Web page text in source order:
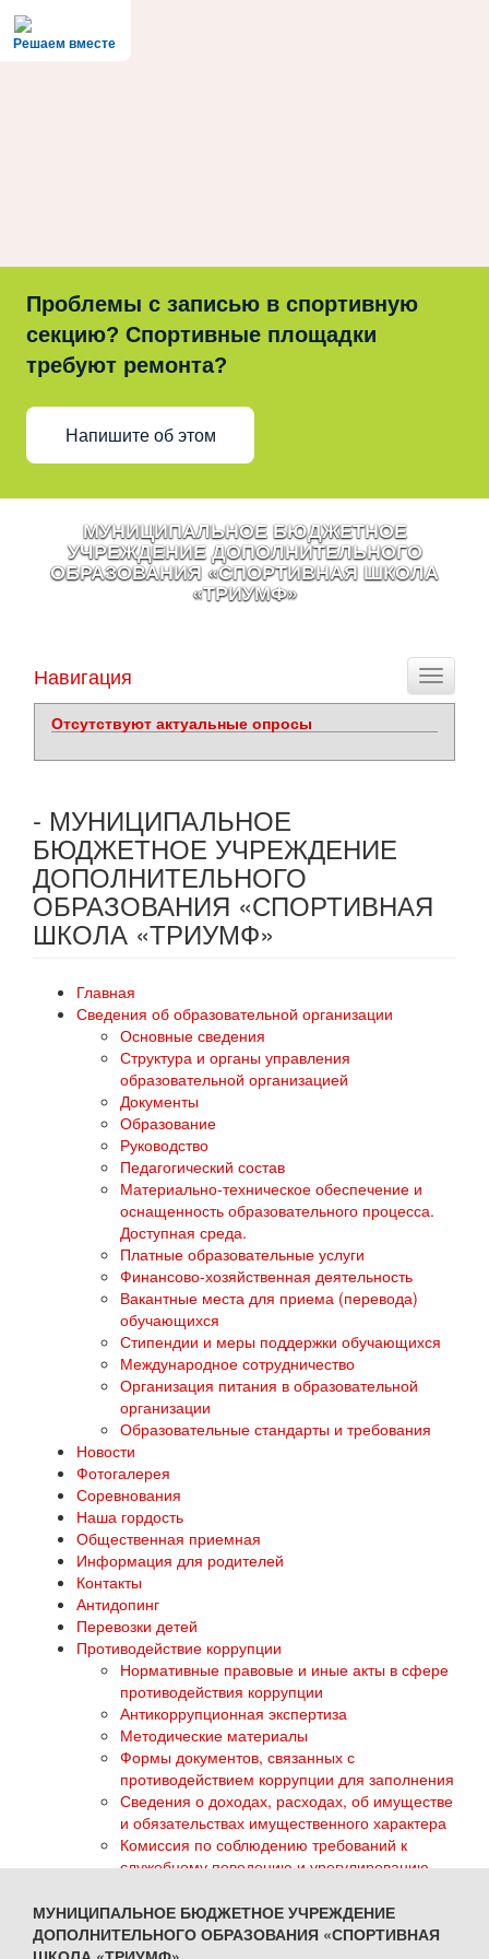
Решаем вместе
Проблемы с записью в спортивную
секцию? Спортивные площадки
требуют ремонта?
Напишите об этом
МУНИЦИПАЛЬНОЕ БЮДЖЕТНОЕ
УЧРЕЖДЕНИЕ ДОПОЛНИТЕЛЬНОГО
ОБРАЗОВАНИЯ «СПОРТИВНАЯ ШКОЛА
«ТРИУМФ»
Toggle
Навигация
Отсутствуют актуальные опросы
- МУНИЦИПАЛЬНОЕ
БЮДЖЕТНОЕ УЧРЕЖДЕНИЕ
ДОПОЛНИТЕЛЬНОГО
ОБРАЗОВАНИЯ «СПОРТИВНАЯ
ШКОЛА «ТРИУМФ»
Главная
Сведения об образовательной организации
Основные сведения
Структура и органы управления
образовательной организацией
Документы
Образование
Руководство
Педагогический состав
Материально-техническое обеспечение и
оснащенность образовательного процесса.
Доступная среда.
Платные образовательные услуги
Финансово-хозяйственная деятельность
Вакантные места для приема (перевода)
обучающихся
Стипендии и меры поддержки обучающихся
Международное сотрудничество
Организация питания в образовательной
организации
Образовательные стандарты и требования
Новости
Фотогалерея
Соревнования
Наша гордость
Общественная приемная
Информация для родителей
Контакты
Антидопинг
Перевозки детей
Противодействие коррупции
Нормативные правовые и иные акты в сфере
противодействия коррупции
Антикоррупционная экспертиза
Методические материалы
Формы документов, связанных с
противодействием коррупции для заполнения
Сведения о доходах, расходах, об имуществе
и обязательствах имущественного характера
Комиссия по соблюдению требований к
служебному поведению и урегулированию
Обратная связь для сообщений о фактах
коррупции
ГТО
МУНИЦИПАЛЬНОЕ БЮДЖЕТНОЕ УЧРЕЖДЕНИЕ
ДОПОЛНИТЕЛЬНОГО ОБРАЗОВАНИЯ «СПОРТИВНАЯ